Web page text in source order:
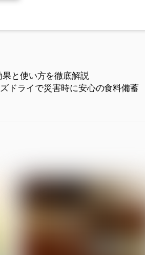
と使い方を徹底解説
ドライで災害時に安心の食料備蓄